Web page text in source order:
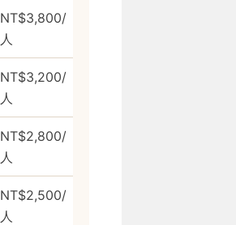
NT$3,800/
人
NT$3,200/
人
NT$2,800/
人
NT$2,500/
人